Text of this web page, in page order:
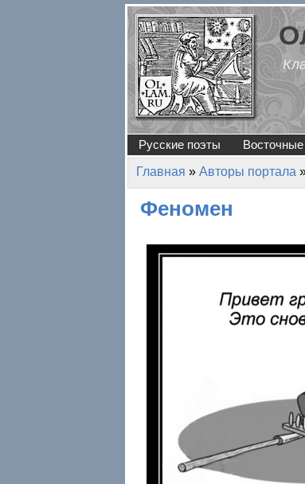
Перейти к основному содержанию
Русские поэты
Вы здесь
Главная » Авторы портала
Феномен